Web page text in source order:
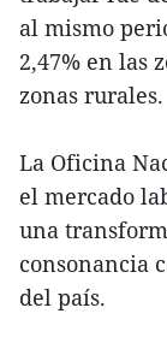
al mismo
2,47% en las
zonas rurales.
La Oficina
el mercado
una
consonancia
del país.